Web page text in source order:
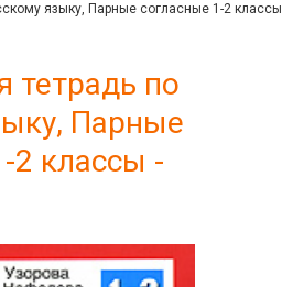
языку, Парные согласные 1-2 классы
тетрадь по
Парные
2 классы -